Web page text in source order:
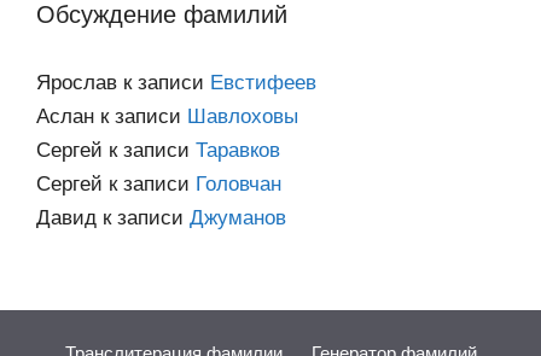
Обсуждение фамилий
Ярослав к записи Евстифеев
Аслан к записи Шавлоховы
Сергей к записи Таравков
Сергей к записи Головчан
Давид к записи Джуманов